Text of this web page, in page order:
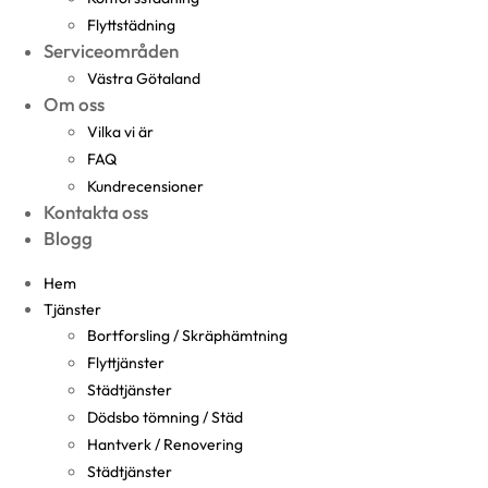
Flyttstädning
Serviceområden
Västra Götaland
Om oss
Vilka vi är
FAQ
Kundrecensioner
Kontakta oss
Blogg
Hem
Tjänster
Bortforsling / Skräphämtning
Flyttjänster
Städtjänster
Dödsbo tömning / Städ
Hantverk / Renovering
Städtjänster